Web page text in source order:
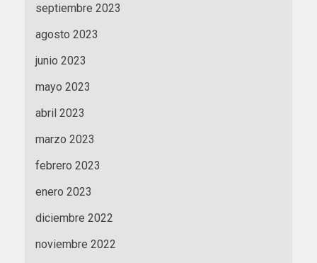
septiembre 2023
agosto 2023
junio 2023
mayo 2023
abril 2023
marzo 2023
febrero 2023
enero 2023
diciembre 2022
noviembre 2022